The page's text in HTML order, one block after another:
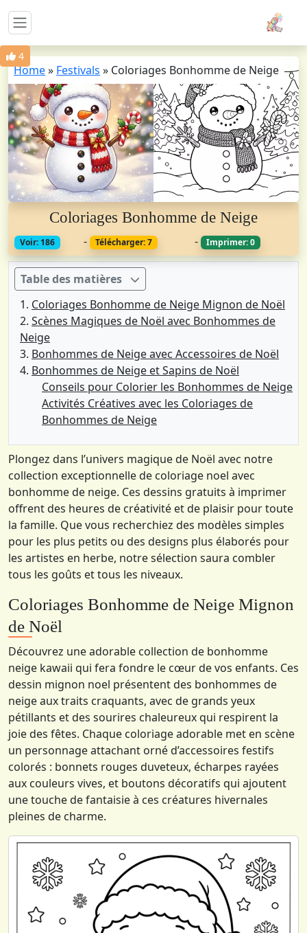
4
Home» Festivals » Coloriages Bonhomme de Neige
Coloriages Bonhomme de Neige
Voir: 186 - Télécharger: 7 - Imprimer: 0
Table des matières
Coloriages Bonhomme de Neige Mignon de Noël
Scènes Magiques de Noël avec Bonhommes de
Neige
Bonhommes de Neige avec Accessoires de Noël
Bonhommes de Neige et Sapins de Noël
Conseils pour Colorier les Bonhommes de Neige
Activités Créatives avec les Coloriages de
Bonhommes de Neige
Plongez dans l’univers magique de Noël avec notre
collection exceptionnelle de coloriage noel avec
bonhomme de neige. Ces dessins gratuits à imprimer
offrent des heures de créativité et de plaisir pour toute
la famille. Que vous recherchiez des modèles simples
pour les plus petits ou des designs plus élaborés pour
les artistes en herbe, notre sélection saura combler
tous les goûts et tous les niveaux.
Coloriages Bonhomme de Neige Mignon
de Noël
Découvrez une adorable collection de bonhomme
neige kawaii qui fera fondre le cœur de vos enfants. Ces
dessin mignon noel présentent des bonhommes de
neige aux traits craquants, avec de grands yeux
pétillants et des sourires chaleureux qui respirent la
joie des fêtes. Chaque coloriage adorable met en scène
un personnage attachant orné d’accessoires festifs
colorés : bonnets rouges duveteux, écharpes rayées
aux couleurs vives, et boutons décoratifs qui ajoutent
une touche de fantaisie à ces créatures hivernales
pleines de charme.